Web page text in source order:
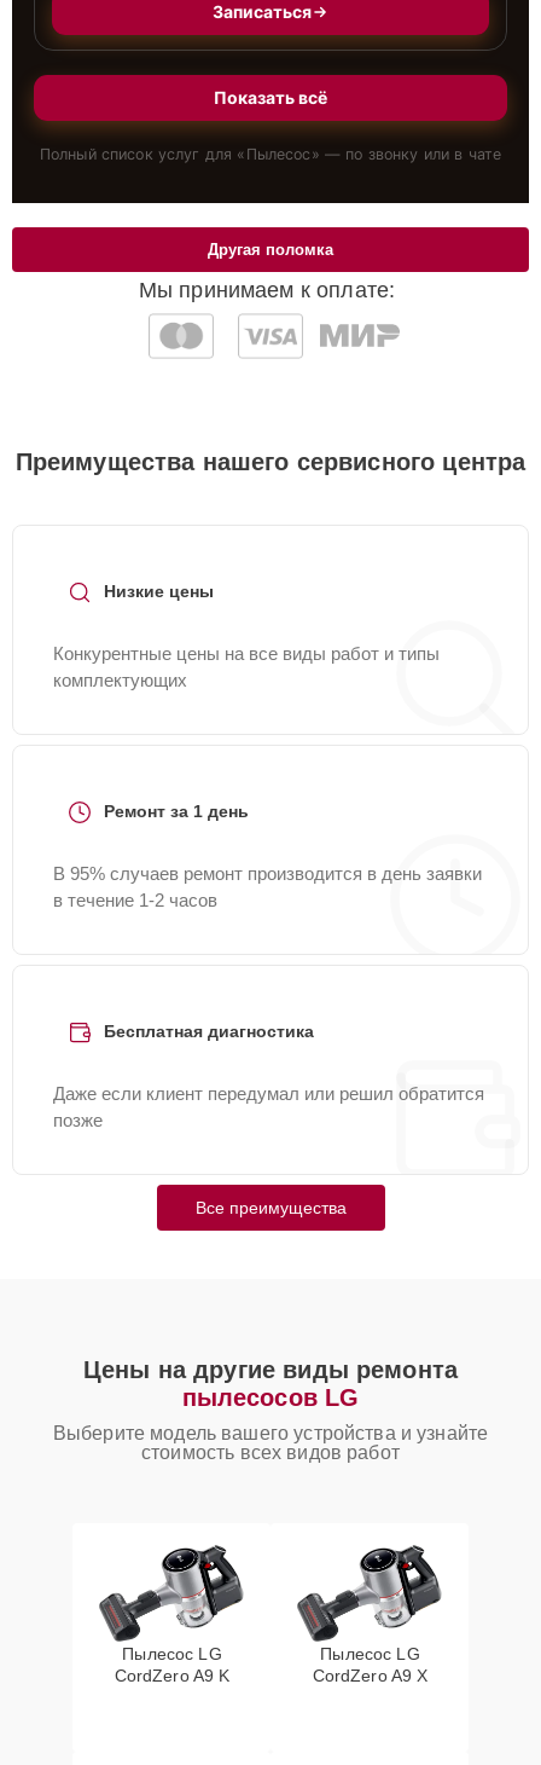
Записаться
Показать всё
Полный список услуг для « Пылесос » — по звонку или в чате
Мы принимаем к оплате:
Другая поломка
Преимущества нашего сервисного центра
Низкие цены
Конкурентные цены на все виды работ и типы
комплектующих
Ремонт за 1 день
В 95% случаев ремонт производится в день заявки
в течение 1-2 часов
Бесплатная диагностика
Даже если клиент передумал или решил обратится
позже
Все преимущества
Цены на другие виды ремонта
пылесосов LG
Выберите модель вашего устройства и узнайте
стоимость всех видов работ
Пылесос LG
CordZero A9 K
Пылесос LG
CordZero A9 X